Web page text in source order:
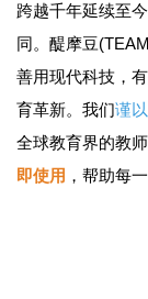
跨越千年延续至
同。醍摩豆
善用现代科技，
育革新。我们谨
全球教育界的教
即使用 ，帮助每